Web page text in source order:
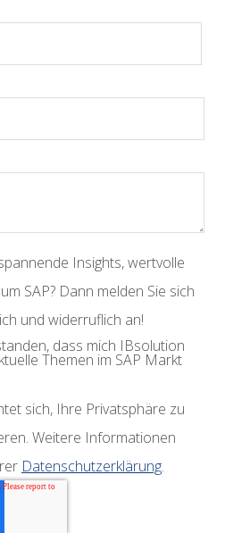
Insights, wertvolle
SAP? Dann melden Sie sich
und widerruflich an!
dass mich IBsolution
Themen im SAP Markt
sich, Ihre Privatsphäre zu
Weitere Informationen
Datenschutzerklärung.